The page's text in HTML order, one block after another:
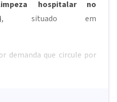
hospitalar no
, situado em
demanda que circule por